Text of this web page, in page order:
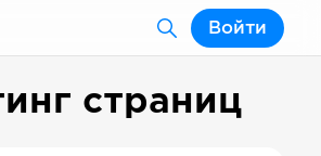
Войти
страниц